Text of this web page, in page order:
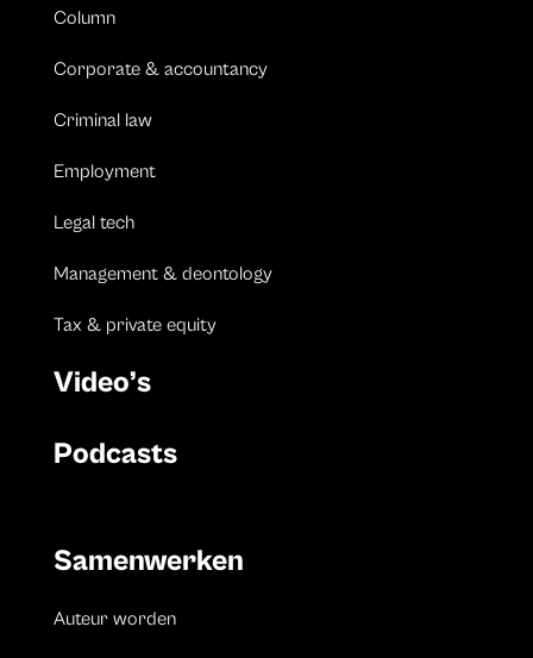
Column
Corporate & accountancy
Criminal law
Employment
Legal tech
Management & deontology
Tax & private equity
Video’s
Podcasts
Samenwerken
Auteur worden